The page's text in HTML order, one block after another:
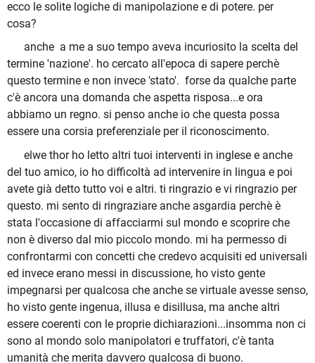
ecco le solite logiche di manipolazione e di potere. per
cosa?
anche a me a suo tempo aveva incuriosito la scelta del
termine 'nazione'. ho cercato all'epoca di sapere perchè
questo termine e non invece 'stato'. forse da qualche parte
c'è ancora una domanda che aspetta risposa...e ora
abbiamo un regno. si penso anche io che questa possa
essere una corsia preferenziale per il riconoscimento.
elwe thor ho letto altri tuoi interventi in inglese e anche
del tuo amico, io ho difficoltà ad intervenire in lingua e poi
avete già detto tutto voi e altri. ti ringrazio e vi ringrazio per
questo. mi sento di ringraziare anche asgardia perchè è
stata l'occasione di affacciarmi sul mondo e scoprire che
non è diverso dal mio piccolo mondo. mi ha permesso di
confrontarmi con concetti che credevo acquisiti ed universali
ed invece erano messi in discussione, ho visto gente
impegnarsi per qualcosa che anche se virtuale avesse senso,
ho visto gente ingenua, illusa e disillusa, ma anche altri
essere coerenti con le proprie dichiarazioni...insomma non ci
sono al mondo solo manipolatori e truffatori, c'è tanta
umanità che merita davvero qualcosa di buono.